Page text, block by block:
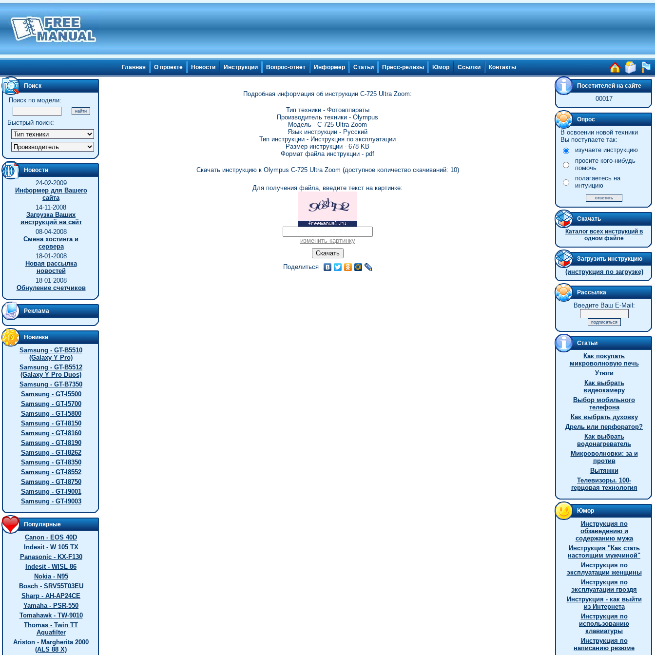
Главная О проекте Новости Инструкции Вопрос-ответ Информер Статьи Пресс-релизы Юмор Ссылки Контакты
Поиск
Поиск по модели:
Быстрый поиск:
Новости
24-02-2009
Информер для Вашего
сайта
14-11-2008
Загрузка Ваших
инструкций на сайт
08-04-2008
Смена хостинга и
сервера
18-01-2008
Новая рассылка
новостей
18-01-2008
Обнуление счетчиков
Реклама
Новинки
Samsung - GT-B5510
(Galaxy Y Pro)
Samsung - GT-B5512
(Galaxy Y Pro Duos)
Samsung - GT-B7350
Samsung - GT-I5500
Samsung - GT-I5700
Samsung - GT-I5800
Samsung - GT-I8150
Samsung - GT-I8160
Samsung - GT-I8190
Samsung - GT-I8262
Samsung - GT-I8350
Samsung - GT-I8552
Samsung - GT-I8750
Samsung - GT-I9001
Samsung - GT-I9003
Популярные
Canon - EOS 40D
Indesit - W 105 TX
Panasonic - KX-F130
Indesit - WISL 86
Nokia - N95
Bosch - SRV55T03EU
Sharp - AH-AP24CE
Yamaha - PSR-550
Tomahawk - TW-9010
Thomas - Twin TT
Aquafilter
Ariston - Margherita 2000
(ALS 88 X)
Подробная информация об инструкции C-725 Ultra Zoom:
Тип техники - Фотоаппараты
Производитель техники - Olympus
Модель - C-725 Ultra Zoom
Язык инструкции - Русский
Тип инструкции - Инструкция по эксплуатации
Размер инструкции - 678 KB
Формат файла инструкции - pdf
Скачать инструкцию к Olympus C-725 Ultra Zoom (доступное количество скачиваний: 10)
Для получения файла, введите текст на картинке:
изменить картинку
Поделиться
Посетителей на сайте
00017
Опрос
В освоении новой техники
Вы поступаете так:
изучаете инструкцию
просите кого-нибудь
помочь
полагаетесь на
интуицию
Скачать
Каталог всех инструкций в
одном файле
Загрузить инструкцию
(инструкция по загрузке)
Рассылка
Введите Ваш E-Mail:
Статьи
Как покупать
микроволновую печь
Утюги
Как выбрать
видеокамеру
Выбор мобильного
телефона
Как выбрать духовку
Дрель или перфоратор?
Как выбрать
водонагреватель
Микроволновки: за и
против
Вытяжки
Телевизоры. 100-
герцовая технология
Юмор
Инструкция по
обзаведению и
содержанию мужа
Инстpукция "Как стать
настоящим мужчиной"
Инструкция по
эксплуатации женщины
Инструкция по
эксплуатации гвоздя
Инструкция - как выйти
из Интернета
Инструкция по
использованию
клавиатуры
Инструкция по
написанию резюме